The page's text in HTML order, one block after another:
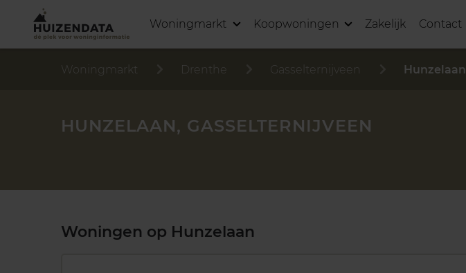
Woningmarkt Koopwoningen Zakelijk Contact
Woningmarkt Drenthe Gasselternijveen Hunzelaan
HUNZELAAN, GASSELTERNIJVEEN
Woningen op Hunzelaan